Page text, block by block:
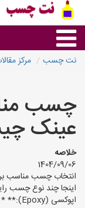
نت چسب مرکز
چسب
عینک
خلاصه
1404/09/06
انتخاب چسب مناسب
اپوکسی (Epoxy):** * **کاربرد:** برای ترمیم